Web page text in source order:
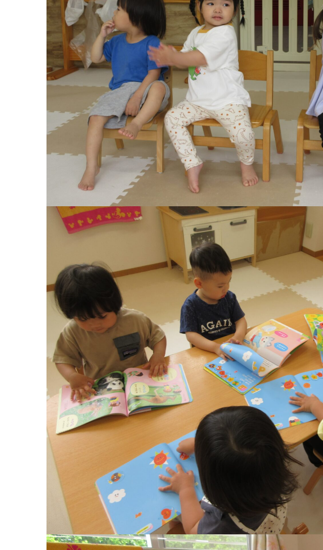
お知らせ 今日の幼稚園
園のこと
安⼼・安全対策
課外教室
教育と保育
美⽊多幼稚園の理想
園の1⽇
年間⾏事
預かり保育［ヒラソル ]